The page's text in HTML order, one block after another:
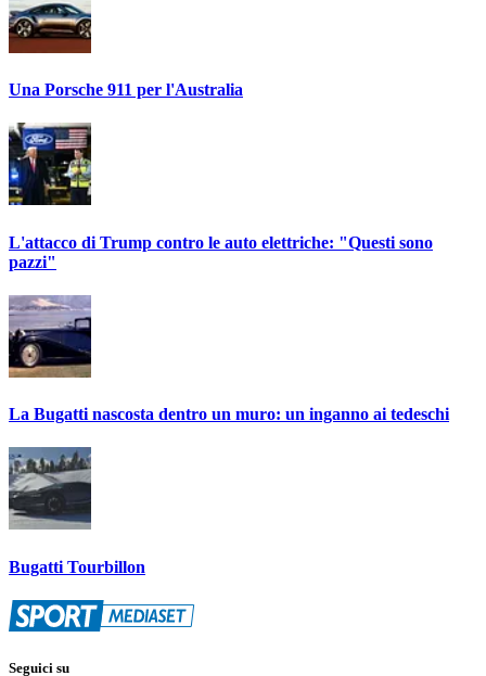
Una Porsche 911 per l'Australia
L'attacco di Trump contro le auto elettriche: "Questi sono
pazzi"
La Bugatti nascosta dentro un muro: un inganno ai tedeschi
Bugatti Tourbillon
Seguici su